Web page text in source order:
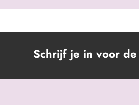
Schrijf je in voor